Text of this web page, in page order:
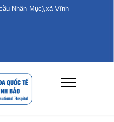
Nhân Mục),xã Vĩnh